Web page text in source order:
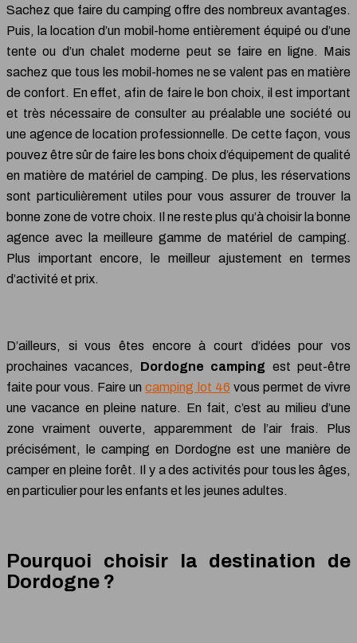
Sachez que faire du camping offre des nombreux avantages.
Puis, la location d’un mobil-home entièrement équipé ou d’une
tente ou d’un chalet moderne peut se faire en ligne. Mais
sachez que tous les mobil-homes ne se valent pas en matière
de confort. En effet, afin de faire le bon choix, il est important
et très nécessaire de consulter au préalable une société ou
une agence de location professionnelle. De cette façon, vous
pouvez être sûr de faire les bons choix d’équipement de qualité
en matière de matériel de camping. De plus, les réservations
sont particulièrement utiles pour vous assurer de trouver la
bonne zone de votre choix. Il ne reste plus qu’à choisir la bonne
agence avec la meilleure gamme de matériel de camping.
Plus important encore, le meilleur ajustement en termes
d’activité et prix.
D’ailleurs, si vous êtes encore à court d’idées pour vos
prochaines vacances, Dordogne camping est peut-être
faite pour vous. Faire uncamping lot 46 vous permet de vivre
une vacance en pleine nature. En fait, c’est au milieu d’une
zone vraiment ouverte, apparemment de l’air frais. Plus
précisément, le camping en Dordogne est une manière de
camper en pleine forêt. Il y a des activités pour tous les âges,
en particulier pour les enfants et les jeunes adultes.
Pourquoi choisir la destination de
Dordogne ?